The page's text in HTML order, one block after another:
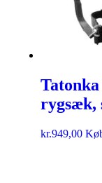
rygsæk,
kr.949,00